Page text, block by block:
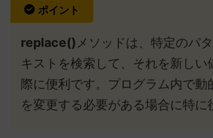
ポイント
replace()メソッドは、特定のパ
キストを検索して、それを新しい
際に便利です。プログラム内で動
を変更する必要がある場合に特に